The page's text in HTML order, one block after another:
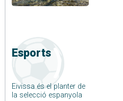
Esports
Eivissa és el planter de
la selecció espanyola